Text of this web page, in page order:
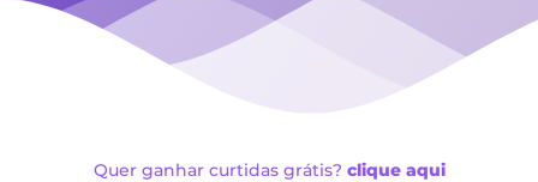
Quer ganhar curtidas grátis? clique aqui